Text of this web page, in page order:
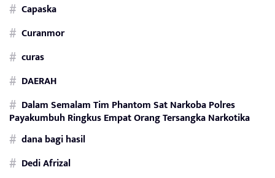
Capaska
Curanmor
curas
DAERAH
Dalam Semalam Tim Phantom Sat Narkoba Polres
Payakumbuh Ringkus Empat Orang Tersangka Narkotika
dana bagi hasil
Dedi Afrizal